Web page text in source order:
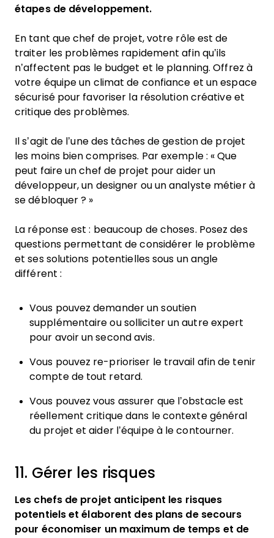
étapes de développement.
En tant que chef de projet, votre rôle est de
traiter les problèmes rapidement afin qu’ils
n’affectent pas le budget et le planning. Offrez à
votre équipe un climat de confiance et un espace
sécurisé pour favoriser la résolution créative et
critique des problèmes.
Il s’agit de l’une des tâches de gestion de projet
les moins bien comprises. Par exemple : « Que
peut faire un chef de projet pour aider un
développeur, un designer ou un analyste métier à
se débloquer ? »
La réponse est : beaucoup de choses. Posez des
questions permettant de considérer le problème
et ses solutions potentielles sous un angle
différent :
Vous pouvez demander un soutien
supplémentaire ou solliciter un autre expert
pour avoir un second avis.
Vous pouvez re-prioriser le travail afin de tenir
compte de tout retard.
Vous pouvez vous assurer que l’obstacle est
réellement critique dans le contexte général
du projet et aider l’équipe à le contourner.
11. Gérer les risques
Les chefs de projet anticipent les risques
potentiels et élaborent des plans de secours
pour économiser un maximum de temps et de